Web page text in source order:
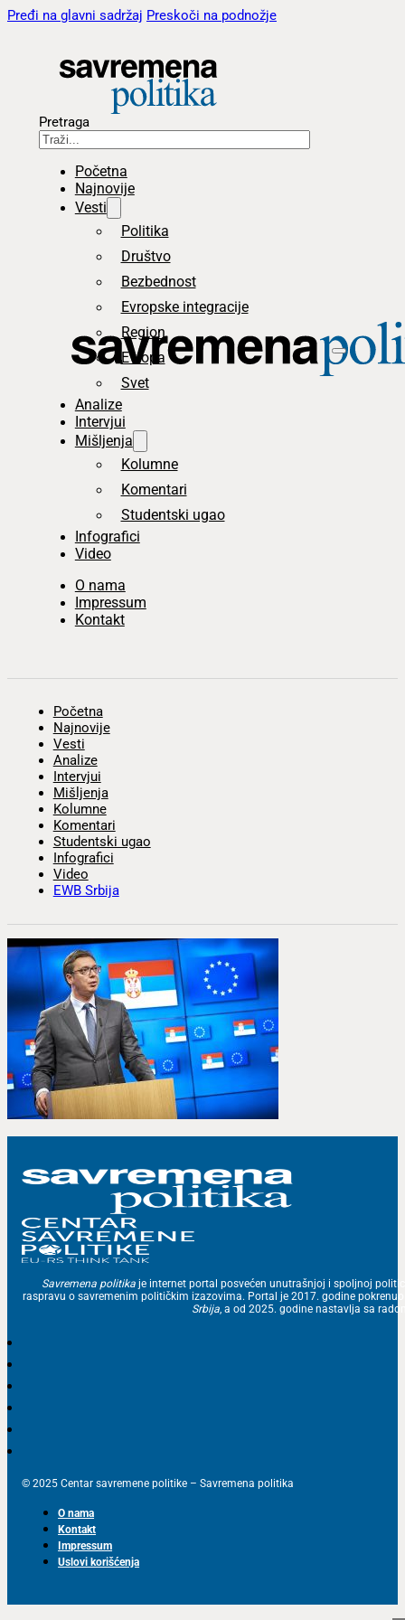
Pređi na glavni sadržaj Preskoči na podnožje
Pretraga
Početna
Najnovije
Vesti
Politika
Društvo
Bezbednost
Evropske integracije
Region
Evropa
Svet
Analize
Intervjui
Mišljenja
Kolumne
Komentari
Studentski ugao
Infografici
Video
O nama
Impressum
Kontakt
Početna
Najnovije
Vesti
Analize
Intervjui
Mišljenja
Kolumne
Komentari
Studentski ugao
Infografici
Video
EWB Srbija
Savremena politika je internet portal posvećen unutrašnjoj i spoljnoj
raspravu o savremenim političkim izazovima. Portal je 2017. godine
Srbija, a od 2025. godine nastavlja sa
© 2025 Centar savremene politike – Savremena politika
O nama
Kontakt
Impressum
Uslovi korišćenja